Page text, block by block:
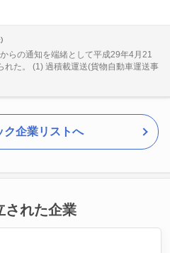
らの通知を端緒として平成29年4月21
れた。 (1) 過積載運送(貨物自動車運送事
ク企業リストへ
された企業